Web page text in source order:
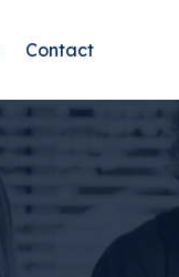
Contact